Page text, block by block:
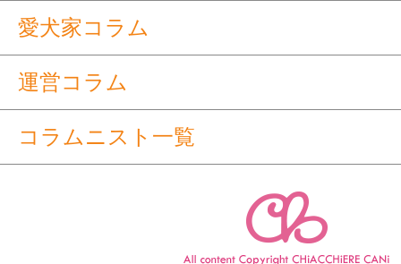
愛犬家コラム
運営コラム
コラムニスト一覧